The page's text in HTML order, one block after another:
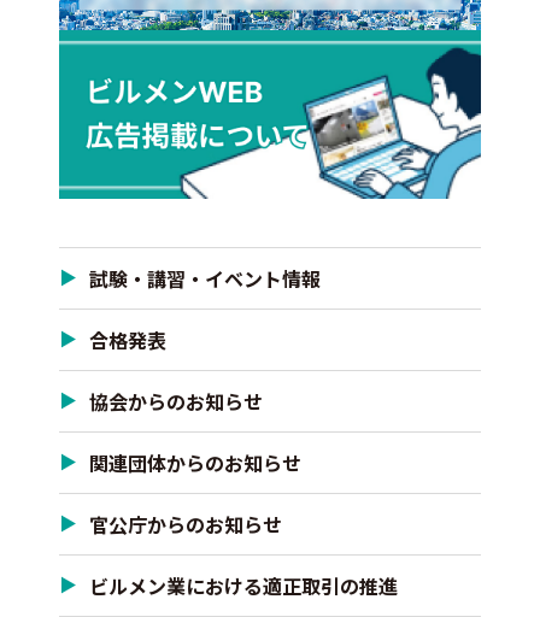
試験・講習・イベント情報
合格発表
協会からのお知らせ
関連団体からのお知らせ
官公庁からのお知らせ
ビルメン業における適正取引の推進